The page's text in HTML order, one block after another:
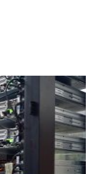
同时也体现了